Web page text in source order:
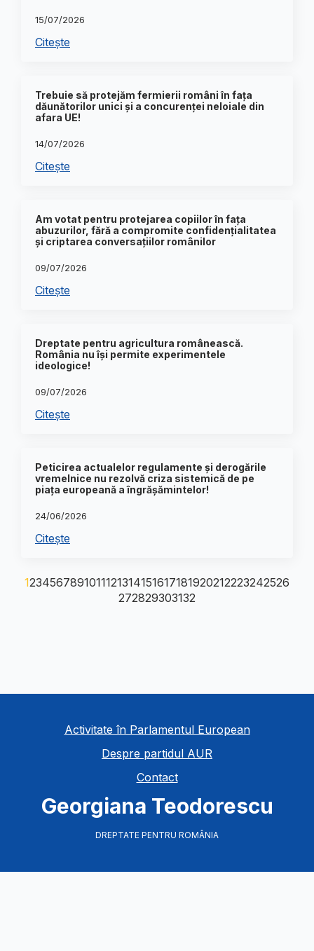
15/07/2026
Citește
Trebuie să protejăm fermierii români în fața
dăunătorilor unici și a concurenței neloiale din
afara UE!
14/07/2026
Citește
Am votat pentru protejarea copiilor în fața
abuzurilor, fără a compromite confidențialitatea
și criptarea conversațiilor românilor
09/07/2026
Citește
Dreptate pentru agricultura românească.
România nu își permite experimentele
ideologice!
09/07/2026
Citește
Peticirea actualelor regulamente și derogările
vremelnice nu rezolvă criza sistemică de pe
piața europeană a îngrășămintelor!
24/06/2026
Citește
1234567891011121314151617181920212223242526
272829303132
Georgiana Teodorescu
DREPTATE PENTRU ROMÂNIA
Activitate în Parlamentul European
Despre partidul AUR
Contact